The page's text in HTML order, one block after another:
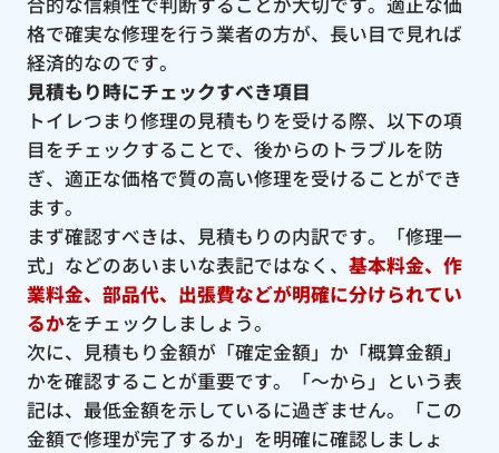
格で確実な修理を行う業者の方が、長い目で見れば
経済的なのです。
見積もり時にチェックすべき項目
トイレつまり修理の見積もりを受ける際、以下の項
目をチェックすることで、後からのトラブルを防
ぎ、適正な価格で質の高い修理を受けることができ
ます。
まず確認すべきは、見積もりの内訳です。「修理一
式」などのあいまいな表記ではなく、 基本料金、作
業料金、部品代、出張費などが明確に分けられてい
るかをチェックしましょう。
次に、見積もり金額が「確定金額」か「概算金額」
かを確認することが重要です。「〜から」という表
記は、最低金額を示しているに過ぎません。「この
金額で修理が完了するか」を明確に確認しましょ